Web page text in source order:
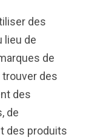
des
lieu de
de
des
des
de
des produits